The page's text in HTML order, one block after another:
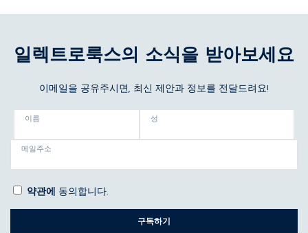
일렉트로룩스의 소식을 받아보세요
이메일을 공유주시면, 최신 제안과 정보를 전달드려요!
이름 성
메일주소
약관에 동의합니다.
구독하기